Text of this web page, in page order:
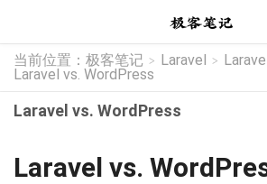
当前位置： 极客笔记 > Laravel >
Laravel vs. WordPress
Laravel vs. WordPress
Laravel vs.